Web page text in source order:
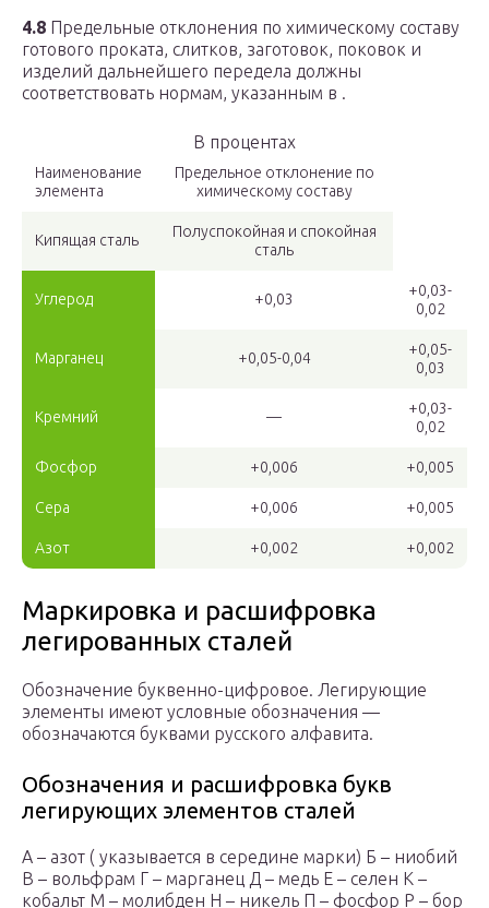
4.8 Предельные отклонения по химическому составу
готового проката, слитков, заготовок, поковок и
изделий дальнейшего передела должны
соответствовать нормам, указанным в .
В процентах
Наименование
элемента
Предельное отклонение по
химическому составу
Кипящая сталь
Полуспокойная и спокойная
сталь
Углерод +0,03
+0,03-
0,02
Марганец +0,05-0,04
+0,05-
0,03
Кремний —
+0,03-
0,02
Фосфор +0,006 +0,005
Сера +0,006 +0,005
Азот +0,002 +0,002
Маркировка и расшифровка
легированных сталей
Обозначение буквенно-цифровое. Легирующие
элементы имеют условные обозначения —
обозначаются буквами русского алфавита.
Обозначения и расшифровка букв
легирующих элементов сталей
А – азот ( указывается в середине марки) Б – ниобий
В – вольфрам Г – марганец Д – медь Е – селен К –
кобальт М – молибден Н – никель П – фосфор Р – бор